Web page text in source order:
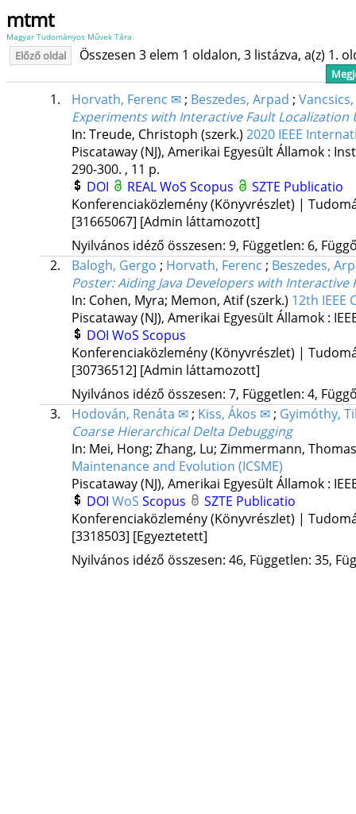
mtmt
Magyar Tudományos Művek Tára
Előző oldal Összesen 3 elem 1 oldalon, 3 listázva, a(z) 1.
1. Horvath, Ferenc ✉; Beszedes, Arpad ;
Experiments with Interactive Fault Localization
In: Treude, Christoph (szerk.) 2020 IEEE
Piscataway (NJ), Amerikai Egyesült Államok :
290-300. , 11 p.
DOI
REALWoS Scopus
SZTE Publicatio
Konferenciaközlemény (Könyvrészlet) |
[31665067] [Admin láttamozott]
Nyilvános idéző összesen: 9, Független: 6,
2.
Balogh, Gergo ; Horvath, Ferenc ; Beszedes,
Poster: Aiding Java Developers with Interactive
In: Cohen, Myra; Memon, Atif (szerk.) 12th IEEE
Piscataway (NJ), Amerikai Egyesült Államok :
DOI WoS Scopus
Konferenciaközlemény (Könyvrészlet) |
[30736512] [Admin láttamozott]
Nyilvános idéző összesen: 7, Független: 4,
3.
Hodován, Renáta ✉; Kiss, Ákos ✉; Gyimóthy,
Coarse Hierarchical Delta Debugging
In: Mei, Hong; Zhang, Lu; Zimmermann,
Maintenance and Evolution (ICSME)
Piscataway (NJ), Amerikai Egyesült Államok :
DOI WoS Scopus
SZTE Publicatio
Konferenciaközlemény (Könyvrészlet) |
[3318503] [Egyeztetett]
Nyilvános idéző összesen: 46, Független: 35,